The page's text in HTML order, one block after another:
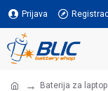
Prijava
Baterija za